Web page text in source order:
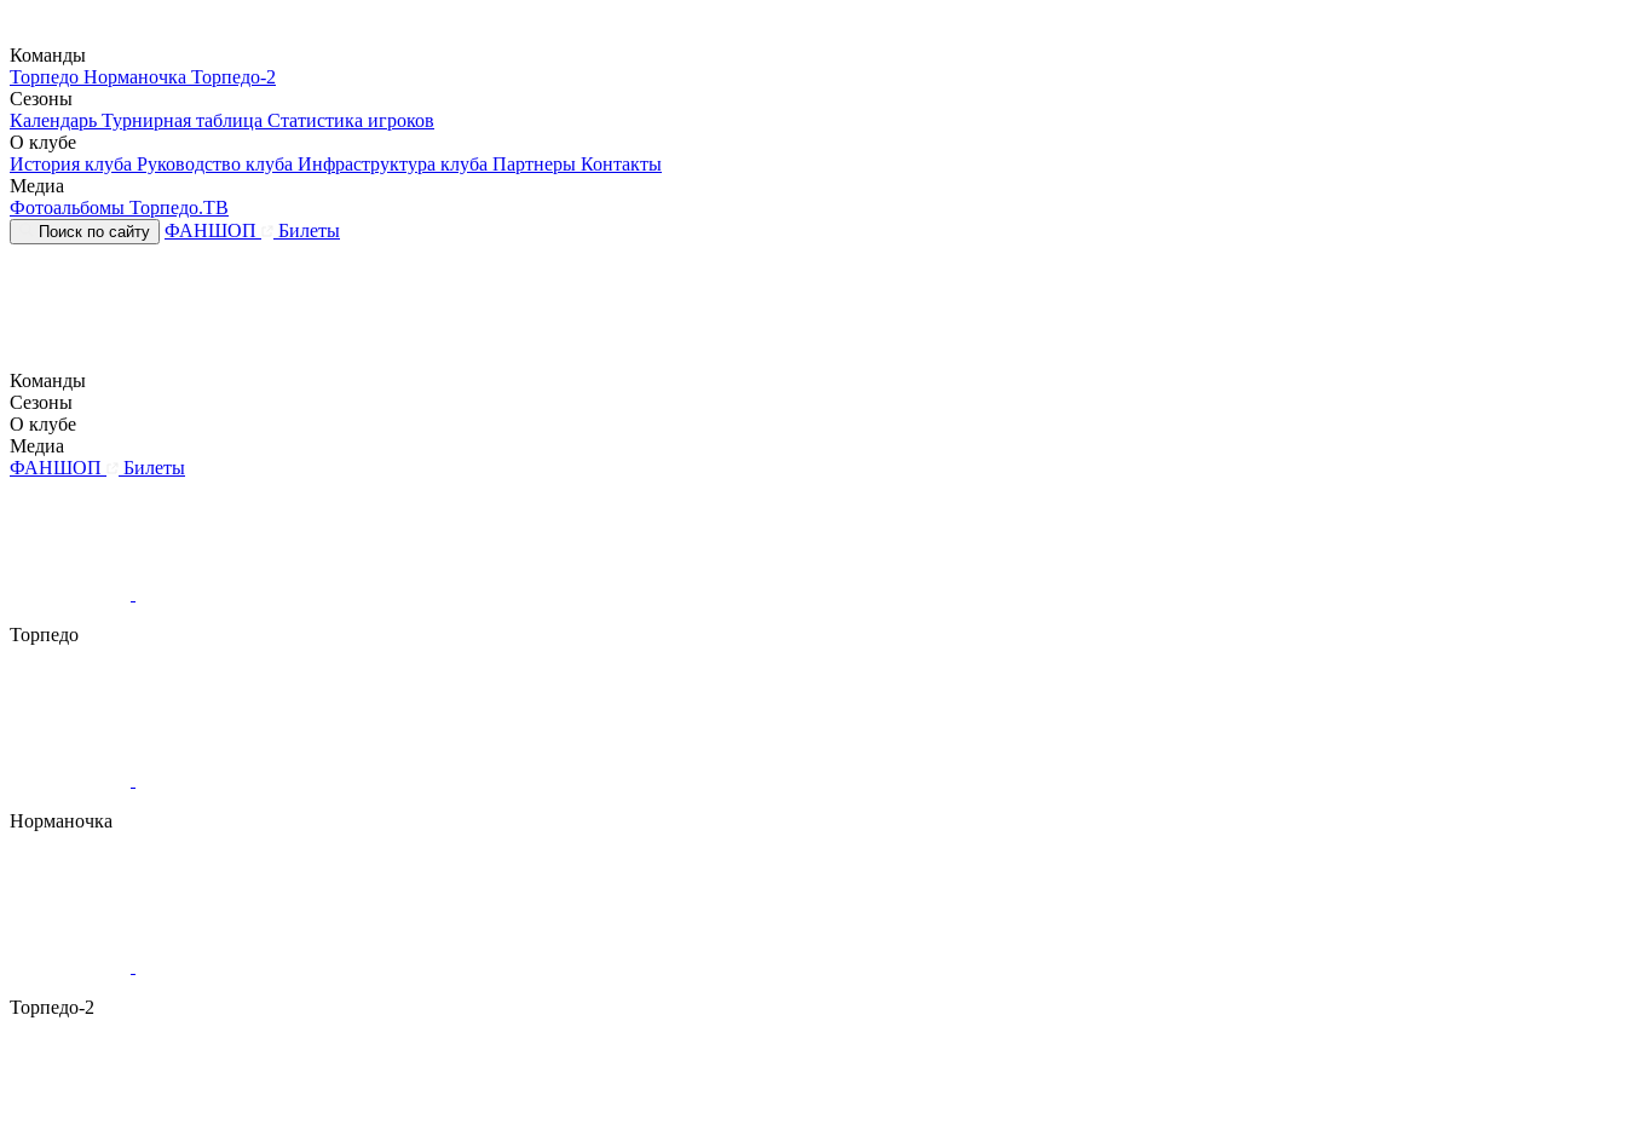
Команды
Торпедо Норманочка Торпедо-2
Сезоны
Календарь Турнирная таблица Статистика игроков
О клубе
История клуба Руководство клуба Инфраструктура клуба Партнеры Контакты
Медиа
Фотоальбомы Торпедо.ТВ
Поиск по сайту ФАНШОП Билеты
Команды
Сезоны
О клубе
Медиа
ФАНШОП
Билеты
Торпедо
Норманочка
Торпедо-2